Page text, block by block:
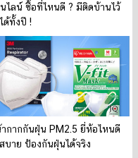
ไลน์ ซื้อที่ไหนดี ? มีติดบ้านไว้
ด้ทั้งปี !
กากกันฝุ่น PM2.5 ยี่ห้อไหนดี
บาย ป้องกันฝุ่นได้จริง